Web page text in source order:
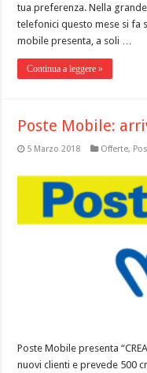
tua preferenza. Nella
telefonici questo mese si fa
mobile presenta, a soli …
Continua a leggere »
Poste Mobile:
5 Marzo 2018 Offerte,
Poste Mobile presenta
nuovi clienti e prevede 500